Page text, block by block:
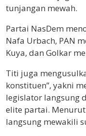
tunjangan mewah.
Partai NasDem
Nafa Urbach, PAN
Kuya, dan Golkar
Titi juga
konstituen”, yakni
legislator langsung
elite partai.
langsung mewakili